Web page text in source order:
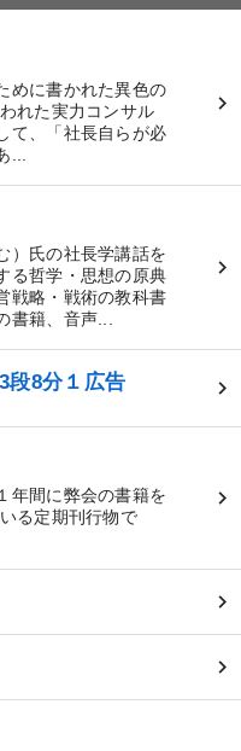
めに書かれた異色の
れた実力コンサル
て、「社長自らが必
...
）氏の社長学講話を
る哲学・思想の原典
戦略・戦術の教科書
書籍、音声...
段8分１広告
年間に弊会の書籍を
る定期刊行物で